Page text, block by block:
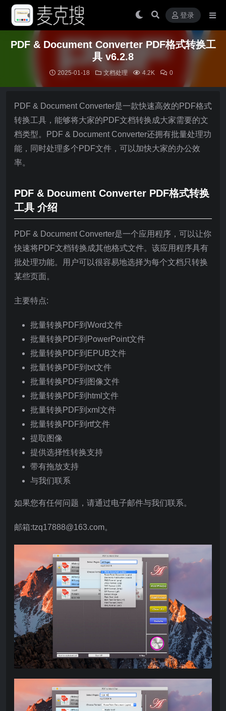
登录
PDF & Document Converter PDF格式转换工
具 v6.2.8
2025-01-18 文档处理 4.2K 0
PDF & Document Converter是一款快速高效的PDF格式
转换工具，能够将大家的PDF文档转换成大家需要的文
档类型。PDF & Document Converter还拥有批量处理功
能，同时处理多个PDF文件，可以加快大家的办公效
率。
PDF & Document Converter PDF格式转换
工具 介绍
PDF & Document Converter是一个应用程序，可以让你
快速将PDF文档转换成其他格式文件。该应用程序具有
批处理功能。用户可以很容易地选择为每个文档只转换
某些页面。
主要特点:
批量转换PDF到Word文件
批量转换PDF到PowerPoint文件
批量转换PDF到EPUB文件
批量转换PDF到txt文件
批量转换PDF到图像文件
批量转换PDF到html文件
批量转换PDF到xml文件
批量转换PDF到rtf文件
提取图像
提供选择性转换支持
带有拖放支持
与我们联系
如果您有任何问题，请通过电子邮件与我们联系。
邮箱:tzq17888@163.com。